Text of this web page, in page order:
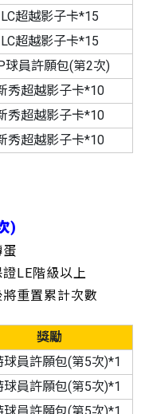
LC超越影子卡*15
LC超越影子卡*15
球員許願包(第2次)
秀超越影子卡*10
秀超越影子卡*10
秀超越影子卡*10
)
蛋
LE階級以上
重置累計次數
獎勵
球員許願包(第5次)*1
球員許願包(第5次)*1